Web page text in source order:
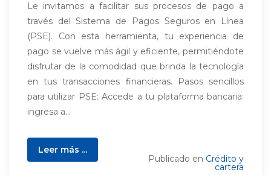
Le invitamos a facilitar sus procesos de pago a
través del Sistema de Pagos Seguros en Línea
(PSE). Con esta herramienta, tu experiencia de
pago se vuelve más ágil y eficiente, permitiéndote
disfrutar de la comodidad que brinda la tecnología
en tus transacciones financieras. Pasos sencillos
para utilizar PSE: Accede a tu plataforma bancaria:
ingresa a...
Leer más ...
Publicado en Crédito y
cartera